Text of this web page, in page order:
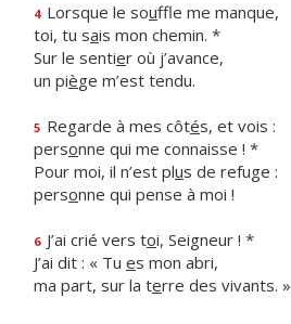
4 Lorsque le souffle me manque,
toi, tu sais mon chemin. *
Sur le sentier où j’avance,
un piège m’est tendu.
5 Regarde à mes côtés, et vois :
personne qui me connaisse ! *
Pour moi, il n’est plus de refuge :
personne qui pense à moi !
6 J’ai crié vers toi, Seigneur ! *
J’ai dit : « Tu es mon abri,
ma part, sur la terre des vivants. »